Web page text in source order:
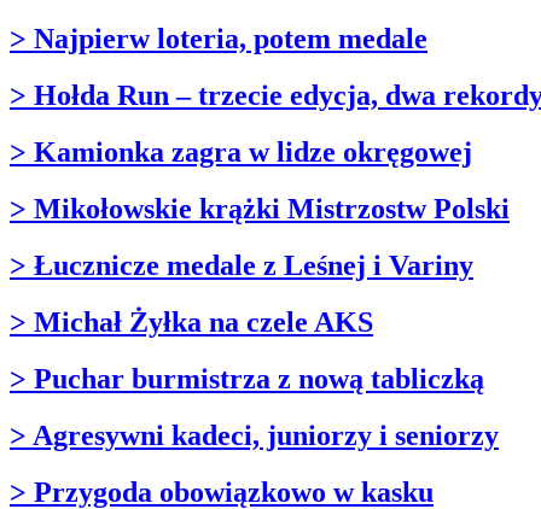
> Najpierw loteria, potem medale
> Hołda Run – trzecie edycja, dwa
> Kamionka zagra w lidze okręgowej
> Mikołowskie krążki Mistrzostw Polski
> Łucznicze medale z Leśnej i Variny
> Michał Żyłka na czele AKS
> Puchar burmistrza z nową tabliczką
> Agresywni kadeci, juniorzy i seniorzy
> Przygoda obowiązkowo w kasku